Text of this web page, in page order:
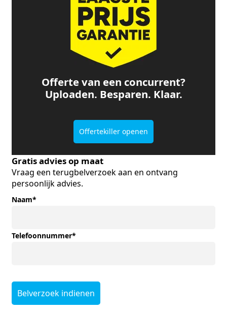
Offerte van een concurrent?
Uploaden. Besparen. Klaar.
Offertekiller openen
Gratis advies op maat
Vraag een terugbelverzoek aan en ontvang
persoonlijk advies.
Naam*
Telefoonnummer*
Belverzoek indienen